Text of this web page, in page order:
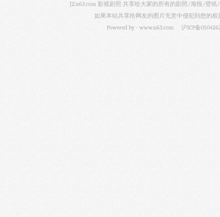
JZ.n63.com 影视剧照 共享给大家的所有的剧照/海报/壁
如果本站共享给网友的图片无意中侵犯到您的
Powered by - www.n63.com 沪ICP备